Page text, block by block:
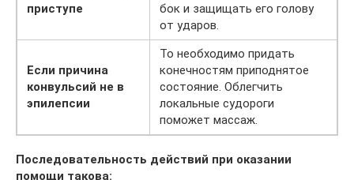
приступе
бок и защищать его голову
от ударов.
Если причина
конвульсий не в
эпилепсии
То необходимо придать
конечностям приподнятое
состояние. Облегчить
локальные судороги
поможет массаж.
Последовательность действий при оказании
помощи такова: